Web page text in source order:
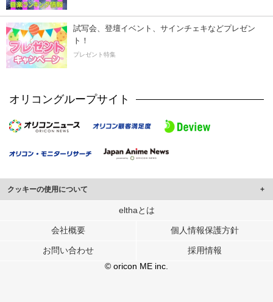
試写会、登壇イベント、サインチェキなどプレゼン
ト！
プレゼント特集
オリコングループサイト
クッキーの使用について
このサイトでは Cookie を使用して、ユーザーに合わせたコンテンツや広告の
行っています。
メディアや広告配信、データ解析の各パートナーに提供しています。
各パートナーは、この情報とユーザーが各パートナーに提供した他の情報や、
ユーザーが各パートナーのサービスを使用したときに収集した他の情報を組み
elthaとは
会社概要 個人情報保護方針
お問い合わせ
採用情報
© oricon ME inc.